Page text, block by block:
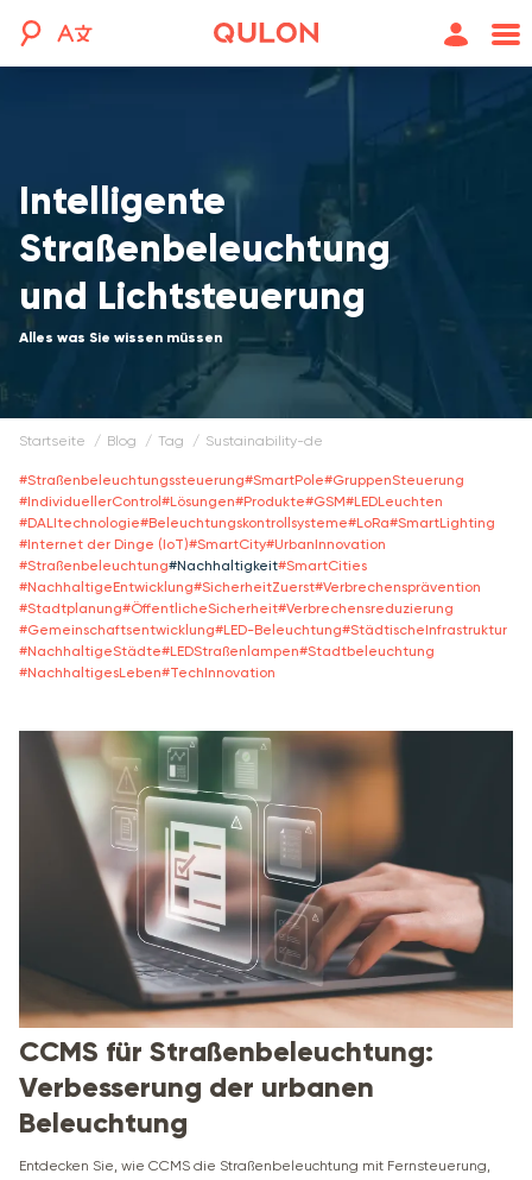
Intelligente
Straßenbeleuchtung
und Lichtsteuerung
Alles was Sie wissen müssen
Startseite blog tag sustainability-de
#Straßenbeleuchtungssteuerung#SmartPole#GruppenSteuerung
#IndividuellerСontrol #Lösungen#Produkte#GSM#LEDLeuchten
#DALItechnologie#Beleuchtungskontrollsysteme#LoRa#SmartLighting
#Internet der Dinge (IoT)#SmartCity#UrbanInnovation
#Straßenbeleuchtung#Nachhaltigkeit#SmartCities
#NachhaltigeEntwicklung#SicherheitZuerst#Verbrechensprävention
#Stadtplanung#ÖffentlicheSicherheit#Verbrechensreduzierung
#Gemeinschaftsentwicklung#LED-Beleuchtung#StädtischeInfrastruktur
#NachhaltigeStädte#LEDStraßenlampen#Stadtbeleuchtung
#NachhaltigesLeben#TechInnovation
CCMS für Straßenbeleuchtung:
Verbesserung der urbanen
Beleuchtung
Entdecken Sie, wie CCMS die Straßenbeleuchtung mit Fernsteuerung,